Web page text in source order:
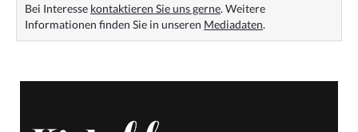
Bei Interesse kontaktieren Sie uns gerne. Weitere
Informationen finden Sie in unseren Mediadaten.